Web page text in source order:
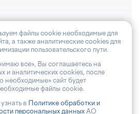
АО «Волга-флот»
персональных данных
файлы cookie необходимые для
а также аналитические cookies для
пользовательского пути.
все», Вы соглашаетесь на
и аналитических cookies, после
необходимые» сайт будет
файлы cookie.
в Политике обработки и
персональных данных АО